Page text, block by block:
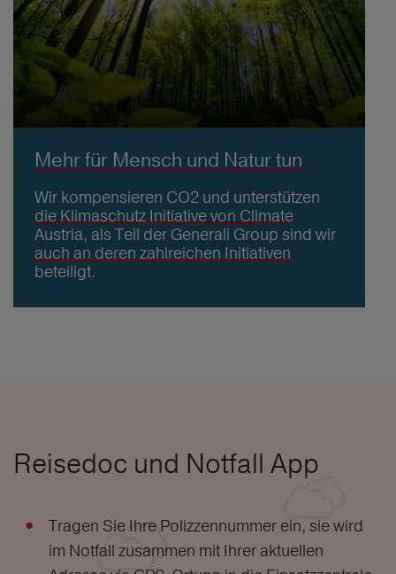
Mehr für Mensch und Natur tun
Wir kompensieren CO2 und unterstützen
die Klimaschutz Initiative von Climate
Austria, als Teil der Generali Group sind wir
auch an deren zahlreichen Initiativen
beteiligt.
Reisedoc und Notfall App
Tragen Sie Ihre Polizzennummer ein, sie wird
im Notfall zusammen mit Ihrer aktuellen